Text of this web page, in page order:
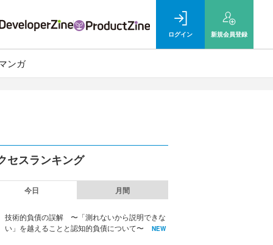
ログイン 新規会員登録
ンガ
セスランキング
今日 月間
技術的負債の誤解 〜「測れないから説明できな
い」を越えることと認知的負債について〜
NEW